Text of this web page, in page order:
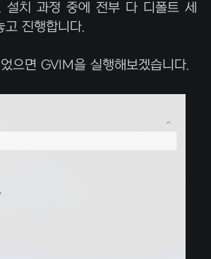
설치 과정 중에 전부 다 디폴트 세
고 진행합니다.
으면 GVIM을 실행해보겠습니다.